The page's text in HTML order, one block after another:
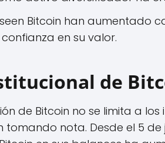
Bitcoin han aumentado
en su valor.
de
de Bitcoin no se limita a los
nota. Desde el 5 de